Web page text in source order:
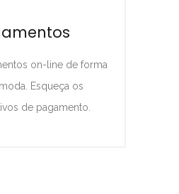
on-line de forma
Esqueça os
de pagamento.